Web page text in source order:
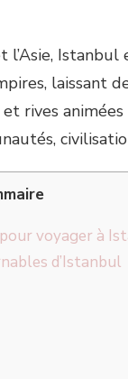
l’Asie, Istanbul
laissant
rives
voyager à
d’Istanbul